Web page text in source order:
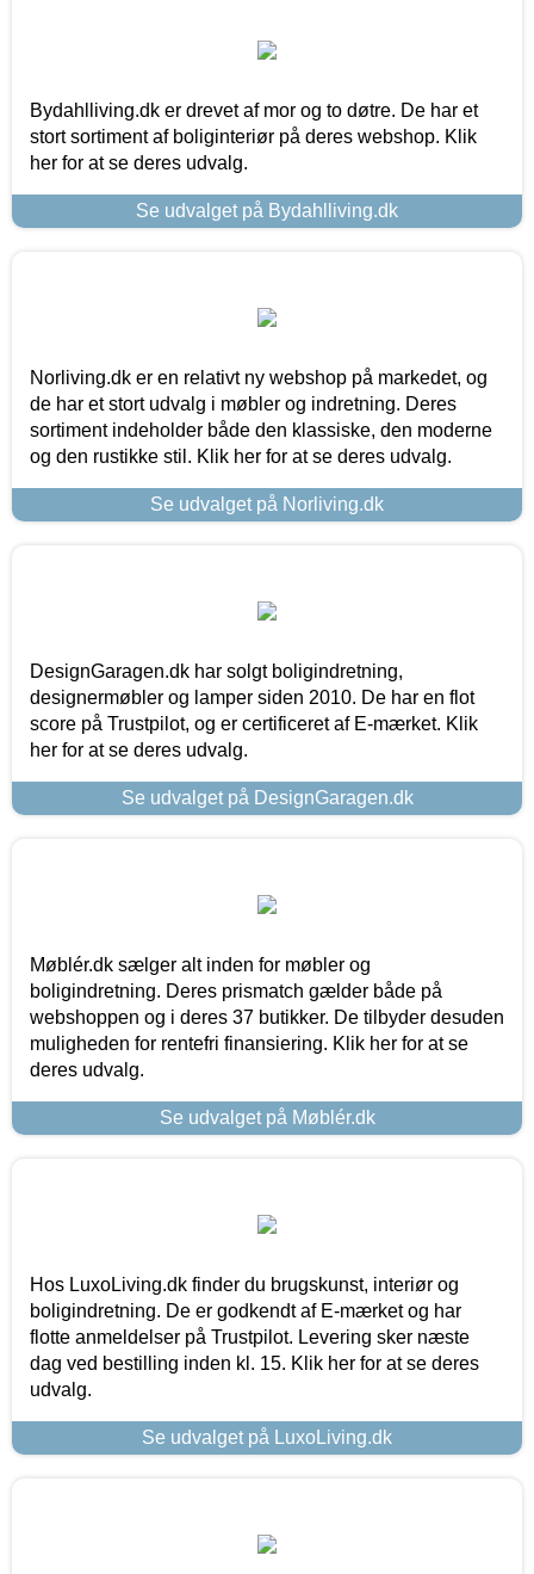
Bydahlliving.dk er drevet af mor og to døtre. De har et
stort sortiment af boliginteriør på deres webshop. Klik
her for at se deres udvalg.
Se udvalget på Bydahlliving.dk
Norliving.dk er en relativt ny webshop på markedet, og
de har et stort udvalg i møbler og indretning. Deres
sortiment indeholder både den klassiske, den moderne
og den rustikke stil. Klik her for at se deres udvalg.
Se udvalget på Norliving.dk
DesignGaragen.dk har solgt boligindretning,
designermøbler og lamper siden 2010. De har en flot
score på Trustpilot, og er certificeret af E-mærket. Klik
her for at se deres udvalg.
Se udvalget på DesignGaragen.dk
Møblér.dk sælger alt inden for møbler og
boligindretning. Deres prismatch gælder både på
webshoppen og i deres 37 butikker. De tilbyder desuden
muligheden for rentefri finansiering. Klik her for at se
deres udvalg.
Se udvalget på Møblér.dk
Hos LuxoLiving.dk finder du brugskunst, interiør og
boligindretning. De er godkendt af E-mærket og har
flotte anmeldelser på Trustpilot. Levering sker næste
dag ved bestilling inden kl. 15. Klik her for at se deres
udvalg.
Se udvalget på LuxoLiving.dk